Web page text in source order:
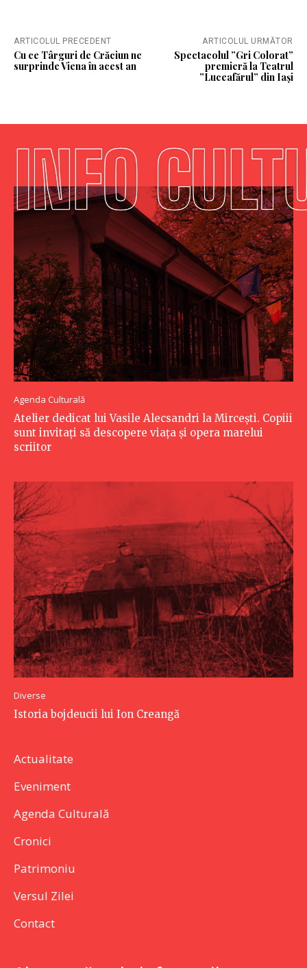
ARTICOLUL PRECEDENT
Cu ce Târguri de Crăciun ne
surprinde Viena în acest an
ARTICOLUL URMĂTOR
Spectacolul ”Gri Colorat”
premieră la Teatrul
”Luceafărul” din Iași
Agenda Culturală
Atelier dedicat lui Vasile Alecsandri la Mircești. Copiii
sunt invitați să descopere viața și opera marelui
scriitor
Diverse
Istoria bojdeucii lui Ion Creangă
Actualitate
Eveniment
Agenda Culturală
Cronici
Patrimoniu
Versul Zilei
Contact